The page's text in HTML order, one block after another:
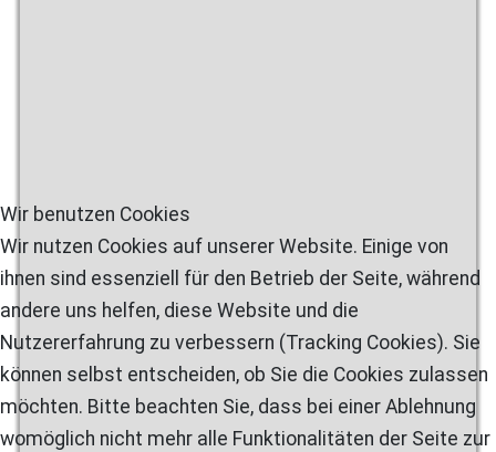
Wir benutzen Cookies
Wir nutzen Cookies auf unserer Website. Einige von
ihnen sind essenziell für den Betrieb der Seite, während
andere uns helfen, diese Website und die
Nutzererfahrung zu verbessern (Tracking Cookies). Sie
können selbst entscheiden, ob Sie die Cookies zulassen
möchten. Bitte beachten Sie, dass bei einer Ablehnung
womöglich nicht mehr alle Funktionalitäten der Seite zur